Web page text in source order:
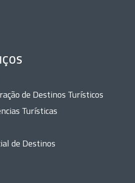
de Destinos Turísticos
Turísticas
de Destinos